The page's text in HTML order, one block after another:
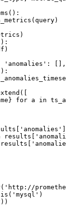
'anomalies':
for a in